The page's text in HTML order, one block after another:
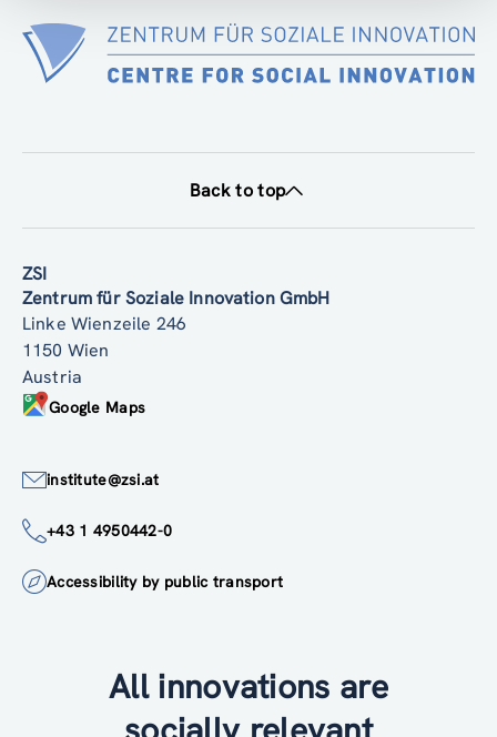
Back to top
ZSI
Zentrum für Soziale Innovation GmbH
Linke Wienzeile 246
1150 Wien
Austria
Google Maps
institute@zsi.at
+43 1 4950442-0
Accessibility by public transport
All innovations are